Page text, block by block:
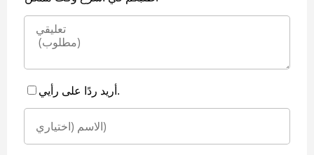
أريد ردًا على رأيي.